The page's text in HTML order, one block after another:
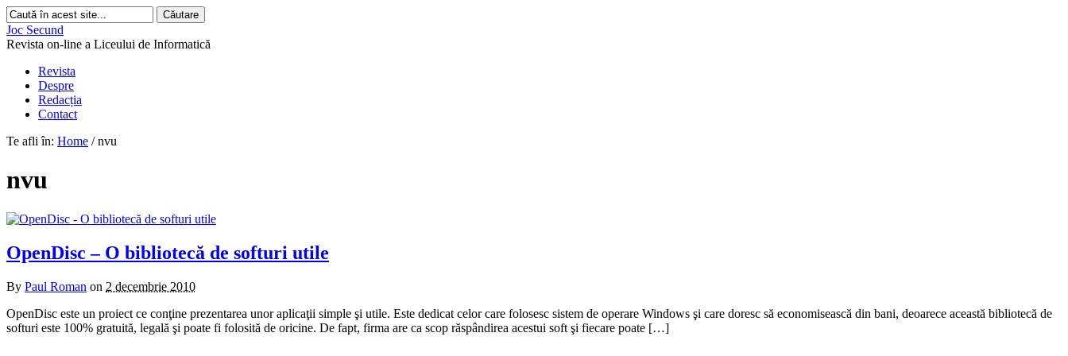
Joc Secund
Revista on-line a Liceului de Informatică
Revista
Despre
Redacția
Contact
Te afli în: Home / nvu
nvu
OpenDisc – O bibliotecă de softuri utile
By Paul Roman on 2 decembrie 2010
OpenDisc este un proiect ce conţine prezentarea unor aplicaţii simple şi utile. Este dedicat celor care folosesc sistem de operare Windows şi care doresc să economisească din bani, deoarece această bibliotecă de
softuri este 100% gratuită, legală şi poate fi folosită de oricine. De fapt, firma are ca scop răspândirea acestui soft şi fiecare poate […]